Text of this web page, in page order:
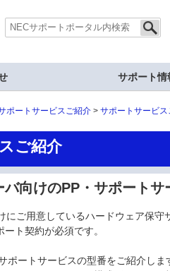
サポート情
ポートサービスご紹介 サポートサービ
ご紹介
バ向けのPP・サポートサ
にご用意しているハードウェア保
ト契約が必須です。
ポートサービスの型番をご紹介しま